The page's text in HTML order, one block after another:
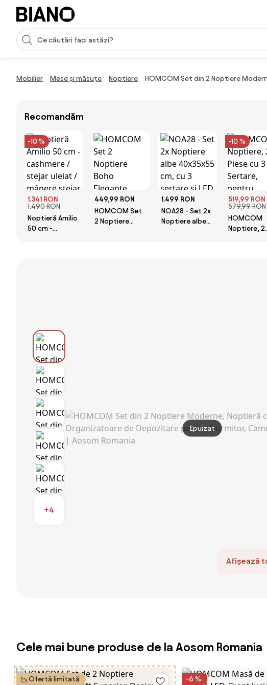
Sari peste navigare, accesează conținutul
Introducerea căutării
Mobilier Mese și măsuțe Noptiere HOMCOM Set din 2 Noptiere
Recomandăm
-10 %
1.341 RON
1.490 RON
Noptieră Amilio
50 cm -
449,99 RON
HOMCOM Set
2 Noptiere
1.499 RON
NOA28 - Set 2x
Noptiere albe
-10 %
519,99 RON
579,99 RON
HOMCOM
Noptiere, 2
+4
Afișează
Epuizat
Cele mai bune produse de la Aosom Romania
Ofertă limitată
-6 %